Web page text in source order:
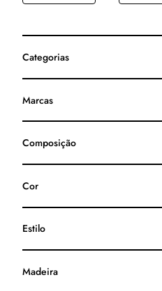
Categorias
Marcas
Composição
Cor
Estilo
Madeira